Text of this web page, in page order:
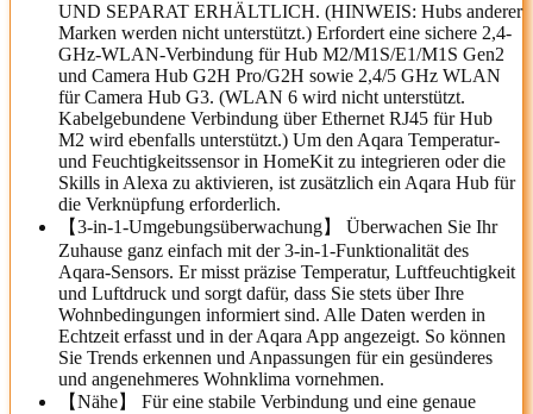
UND SEPARAT ERHÄLTLICH. (HINWEIS: Hubs anderer
Marken werden nicht unterstützt.) Erfordert eine sichere 2,4-
GHz-WLAN-Verbindung für Hub M2/M1S/E1/M1S Gen2
und Camera Hub G2H Pro/G2H sowie 2,4/5 GHz WLAN
für Camera Hub G3. (WLAN 6 wird nicht unterstützt.
Kabelgebundene Verbindung über Ethernet RJ45 für Hub
M2 wird ebenfalls unterstützt.) Um den Aqara Temperatur-
und Feuchtigkeitssensor in HomeKit zu integrieren oder die
Skills in Alexa zu aktivieren, ist zusätzlich ein Aqara Hub für
die Verknüpfung erforderlich.
【3-in-1-Umgebungsüberwachung】 Überwachen Sie Ihr
Zuhause ganz einfach mit der 3-in-1-Funktionalität des
Aqara-Sensors. Er misst präzise Temperatur, Luftfeuchtigkeit
und Luftdruck und sorgt dafür, dass Sie stets über Ihre
Wohnbedingungen informiert sind. Alle Daten werden in
Echtzeit erfasst und in der Aqara App angezeigt. So können
Sie Trends erkennen und Anpassungen für ein gesünderes
und angenehmeres Wohnklima vornehmen.
【Nähe】 Für eine stabile Verbindung und eine genaue